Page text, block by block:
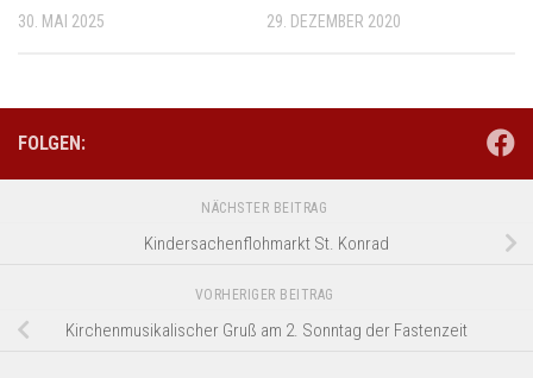
30. MAI 2025 29. DEZEMBER 2020
FOLGEN:
NÄCHSTER BEITRAG
Kindersachenflohmarkt St. Konrad
VORHERIGER BEITRAG
Kirchenmusikalischer Gruß am 2. Sonntag der Fastenzeit